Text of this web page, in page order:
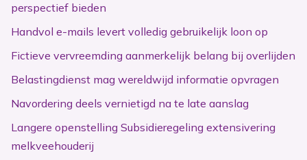
perspectief bieden
Handvol e-mails levert volledig gebruikelijk loon op
Fictieve vervreemding aanmerkelijk belang bij overlijden
Belastingdienst mag wereldwijd informatie opvragen
Navordering deels vernietigd na te late aanslag
Langere openstelling Subsidieregeling extensivering
melkveehouderij